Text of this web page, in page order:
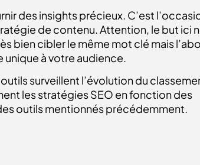
des insights précieux. C’est
de contenu. Attention, le but ici
bien cibler le même mot clé mais
à votre audience.
surveillent l’évolution du
les stratégies SEO en fonction des
outils mentionnés précédemment.